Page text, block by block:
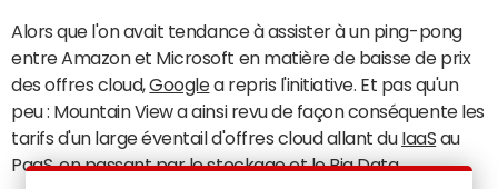
Alors que l'on avait tendance à assister à un ping-pong
entre Amazon et Microsoft en matière de baisse de prix
des offres cloud,Googlea repris l'initiative. Et pas qu'un
peu : Mountain View a ainsi revu de façon conséquente les
tarifs d'un large éventail d'offres cloud allant du IaaS au
PaaS, en passant par le stockage et le Big Data.